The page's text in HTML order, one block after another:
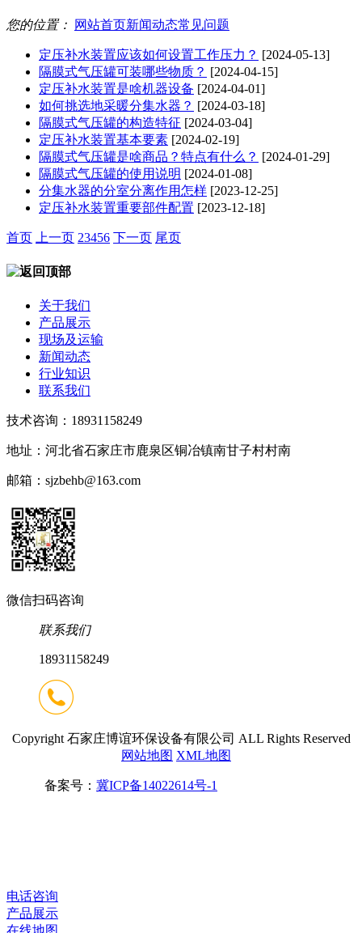
您的位置： 网站首页新闻动态常见问题
定压补水装置应该如何设置工作压力？ [2024-05-13]
隔膜式气压罐可装哪些物质？ [2024-04-15]
定压补水装置是啥机器设备 [2024-04-01]
如何挑选地采暖分集水器？ [2024-03-18]
隔膜式气压罐的构造特征 [2024-03-04]
定压补水装置基本要素 [2024-02-19]
隔膜式气压罐是啥商品？特点有什么？ [2024-01-29]
隔膜式气压罐的使用说明 [2024-01-08]
分集水器的分室分离作用怎样 [2023-12-25]
定压补水装置重要部件配置 [2023-12-18]
首页 上一页 23456 下一页 尾页
关于我们
产品展示
现场及运输
新闻动态
行业知识
联系我们
技术咨询：18931158249
地址：河北省石家庄市鹿泉区铜冶镇南甘子村村南
邮箱：sjzbehb@163.com
微信扫码咨询
联系我们
18931158249
Copyright 石家庄博谊环保设备有限公司 ALL Rights Reserved
网站地图 XML地图
备案号： 冀ICP备14022614号-1
电话咨询
产品展示